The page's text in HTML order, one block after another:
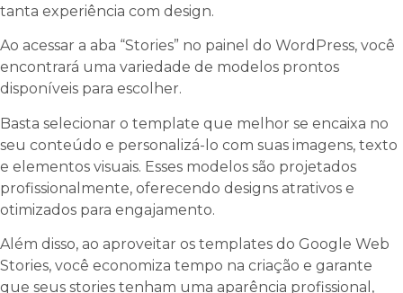
tanta experiência com design.
Ao acessar a aba “Stories” no painel do WordPress, você
encontrará uma variedade de modelos prontos
disponíveis para escolher.
Basta selecionar o template que melhor se encaixa no
seu conteúdo e personalizá-lo com suas imagens, texto
e elementos visuais. Esses modelos são projetados
profissionalmente, oferecendo designs atrativos e
otimizados para engajamento.
Além disso, ao aproveitar os templates do Google Web
Stories, você economiza tempo na criação e garante
que seus stories tenham uma aparência profissional,